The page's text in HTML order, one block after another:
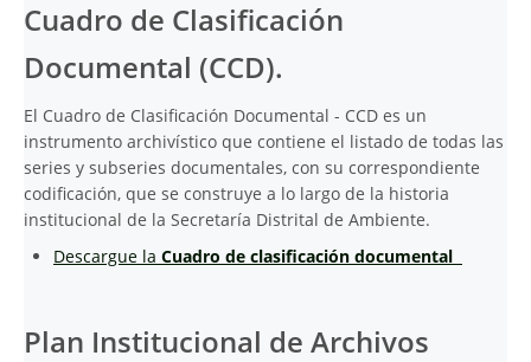
Cuadro de Clasificación
Documental (CCD).
El Cuadro de Clasificación Documental - CCD es un
instrumento archivístico que contiene el listado de todas las
series y subseries documentales, con su correspondiente
codificación, que se construye a lo largo de la historia
institucional de la Secretaría Distrital de Ambiente.
Descargue la Cuadro de clasificación documental
Plan Institucional de Archivos